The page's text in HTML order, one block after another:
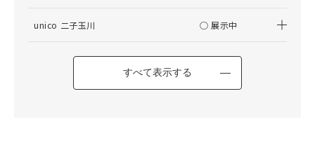
unico 二子玉川 ○ 展示中
すべて表示する